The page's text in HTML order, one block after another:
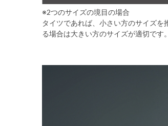
※2つのサイズの境目の場合
タイツであれば、小さい方のサイズ
る場合は大きい方のサイズが適切です